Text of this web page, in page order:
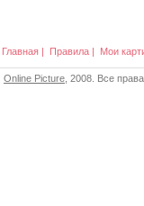
Главная | Правила | Мои
Online Picture , 2008. Все